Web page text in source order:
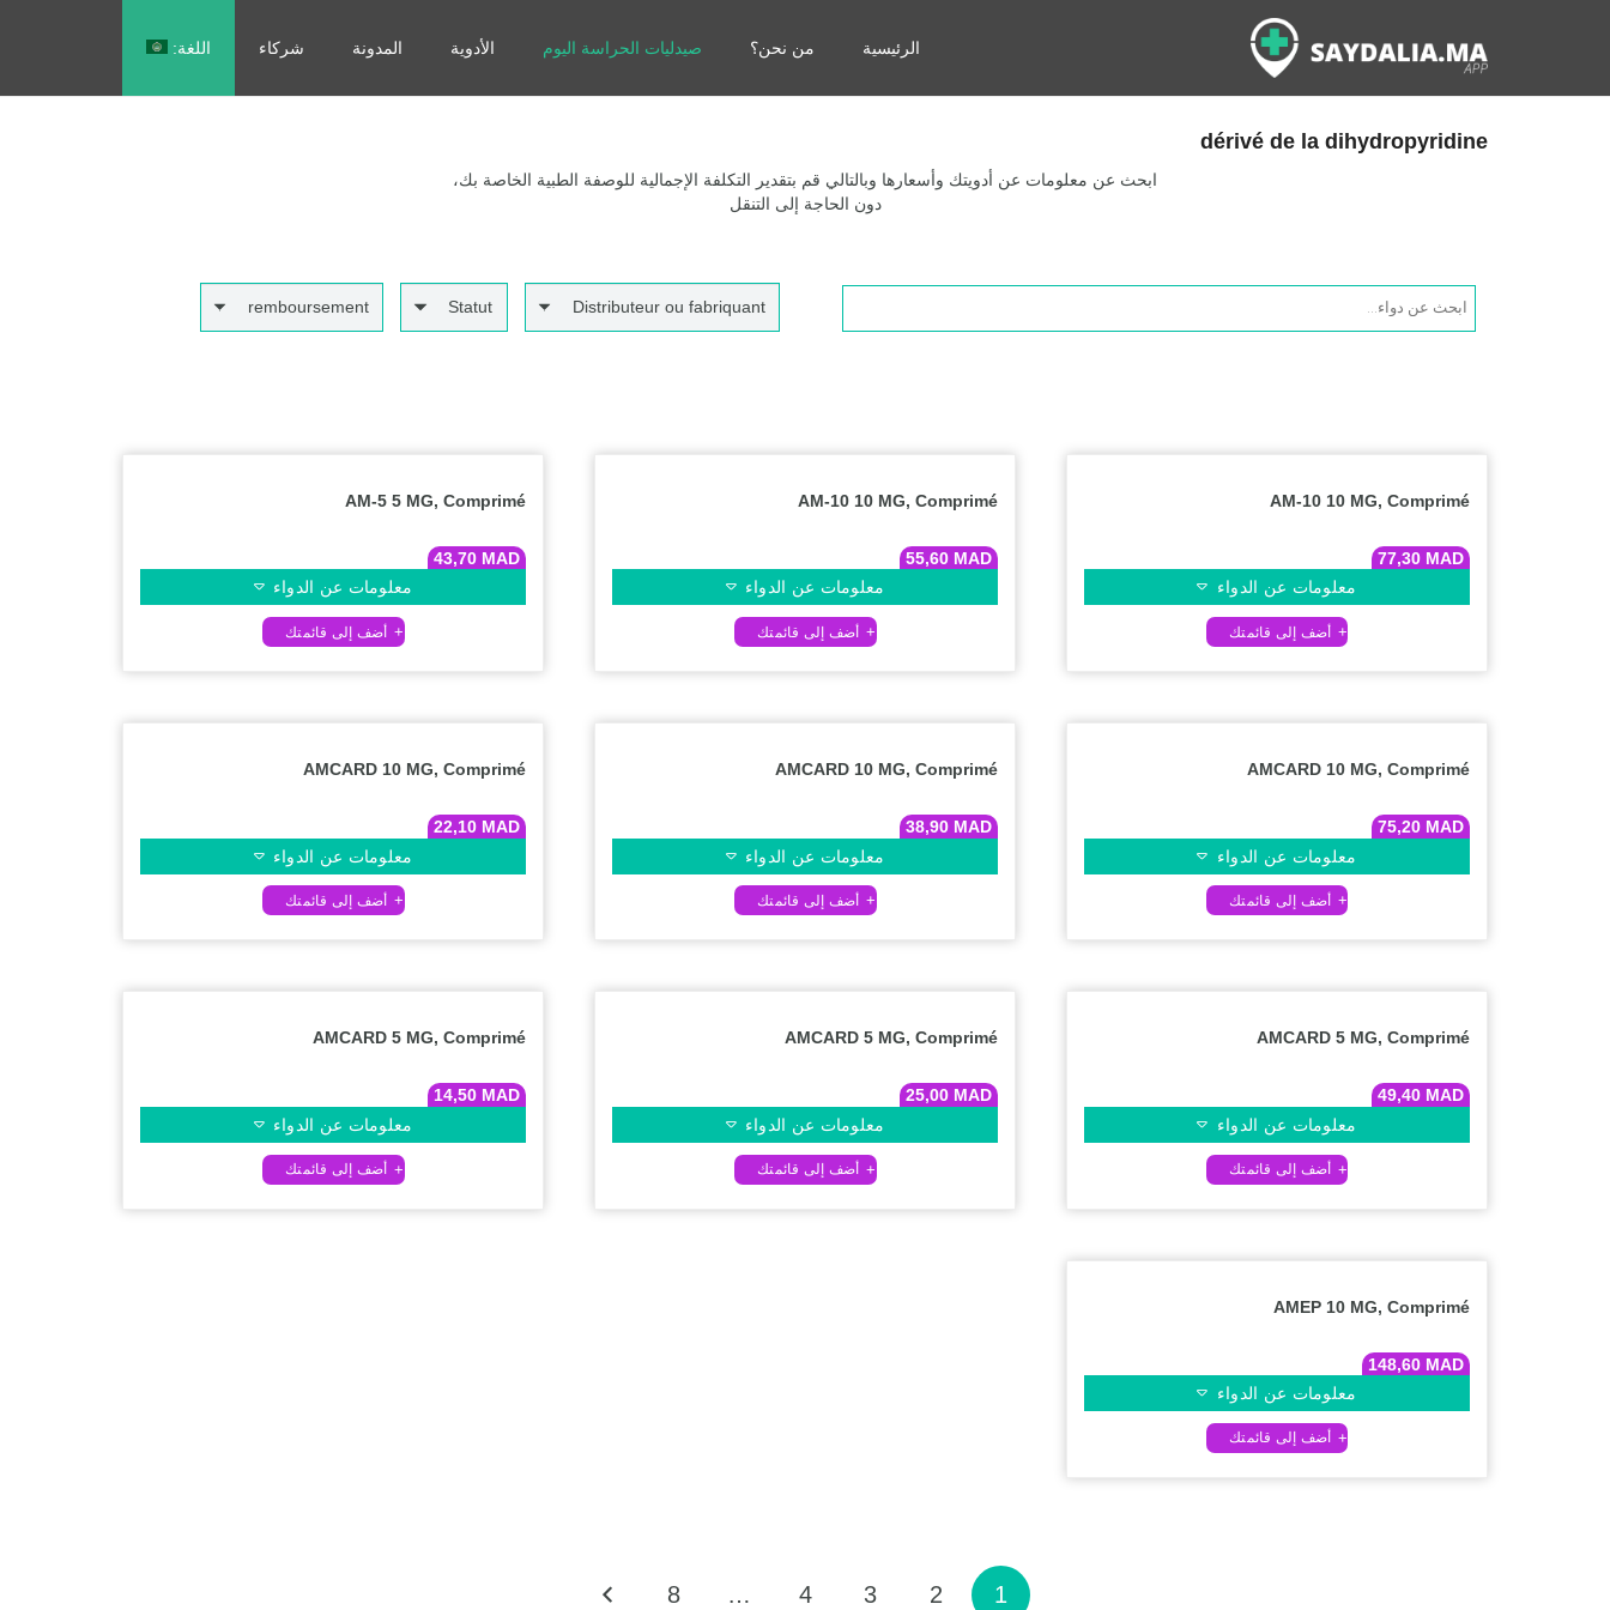
الرئيسية من نحن؟ صيدليات الحراسة اليوم الأدوية المدونة شركاء اللغة:
dérivé de la dihydropyridine
ابحث عن معلومات عن أدويتك وأسعارها وبالتالي قم بتقدير التكلفة الإجمالية للوصفة الطبية الخاصة بك،
دون الحاجة إلى التنقل
Products
search
Distributeur ou fabriquant
Statut
remboursement
AM-10 10 MG, Comprimé
77,30 MAD
معلومات عن الدواء
AM-10 10 MG, Comprimé
55,60 MAD
معلومات عن الدواء
AM-5 5 MG, Comprimé
43,70 MAD
معلومات عن الدواء
AMCARD 10 MG, Comprimé
75,20 MAD
معلومات عن الدواء
AMCARD 10 MG, Comprimé
38,90 MAD
معلومات عن الدواء
AMCARD 10 MG, Comprimé
22,10 MAD
معلومات عن الدواء
AMCARD 5 MG, Comprimé
49,40 MAD
معلومات عن الدواء
AMCARD 5 MG, Comprimé
25,00 MAD
معلومات عن الدواء
AMCARD 5 MG, Comprimé
14,50 MAD
معلومات عن الدواء
AMEP 10 MG, Comprimé
148,60 MAD
معلومات عن الدواء
1
2
3
4
…
8